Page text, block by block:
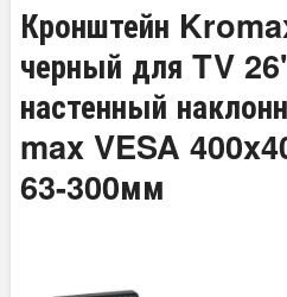
Кронштейн
черный для TV
настенный
max VESA
63-300мм